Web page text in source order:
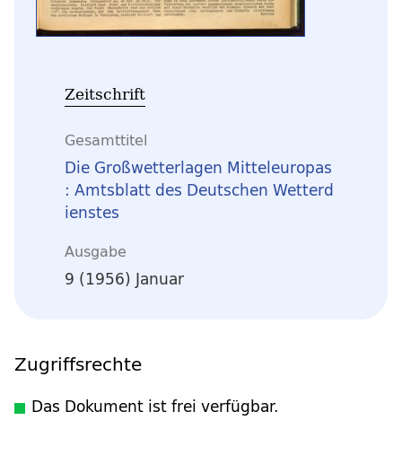
Zeitschrift
Gesamttitel
Die Großwetterlagen Mitteleuropas
: Amtsblatt des Deutschen Wetterd
ienstes
Ausgabe
9 (1956) Januar
Zugriffsrechte
Das Dokument ist frei verfügbar.